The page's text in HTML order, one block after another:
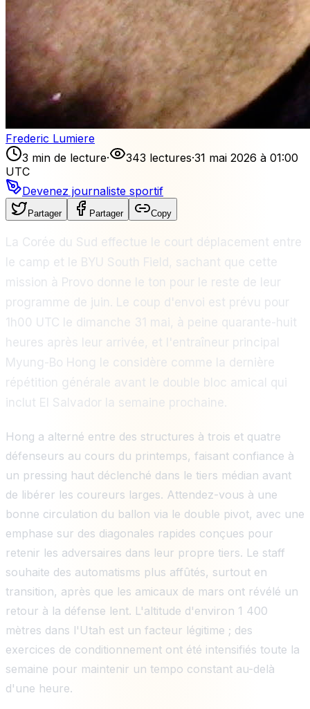
Frederic Lumiere
3 min de lecture· 343 lectures·31 mai 2026 à 01:00
UTC
Devenez journaliste sportif
Partager Partager Copy
La Corée du Sud effectue le court déplacement entre
le camp et le BYU South Field, sachant que cette
mission à Provo donne le ton pour le reste de leur
programme de juin. Le coup d'envoi est prévu pour
1h00 UTC le dimanche 31 mai, à peine quarante-huit
heures après leur arrivée, et l'entraîneur principal
Myung-Bo Hong le considère comme la dernière
répétition générale avant le double bloc amical qui
inclut El Salvador la semaine prochaine.
Hong a alterné entre des structures à trois et quatre
défenseurs au cours du printemps, faisant confiance à
un pressing haut déclenché dans le tiers médian avant
de libérer les coureurs larges. Attendez-vous à une
bonne circulation du ballon via le double pivot, avec une
emphase sur des diagonales rapides conçues pour
retenir les adversaires dans leur propre tiers. Le staff
souhaite des automatisms plus affûtés, surtout en
transition, après que les amicaux de mars ont révélé un
retour à la défense lent. L'altitude d'environ 1 400
mètres dans l'Utah est un facteur légitime ; des
exercices de conditionnement ont été intensifiés toute la
semaine pour maintenir un tempo constant au-delà
d'une heure.